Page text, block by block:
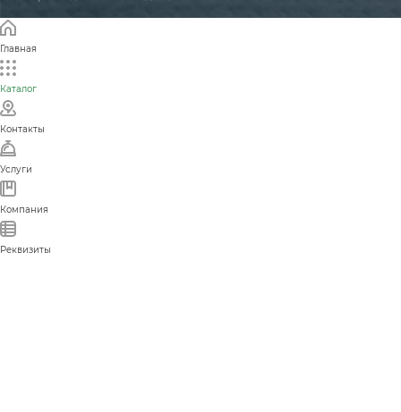
Главная
Каталог
Контакты
Услуги
Компания
Реквизиты